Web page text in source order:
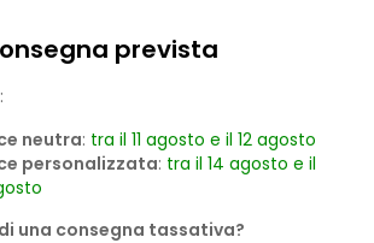
prevista
neutra: tra il 11 agosto e il 12 agosto
personalizzata: tra il 14 agosto e il
una consegna tassativa?